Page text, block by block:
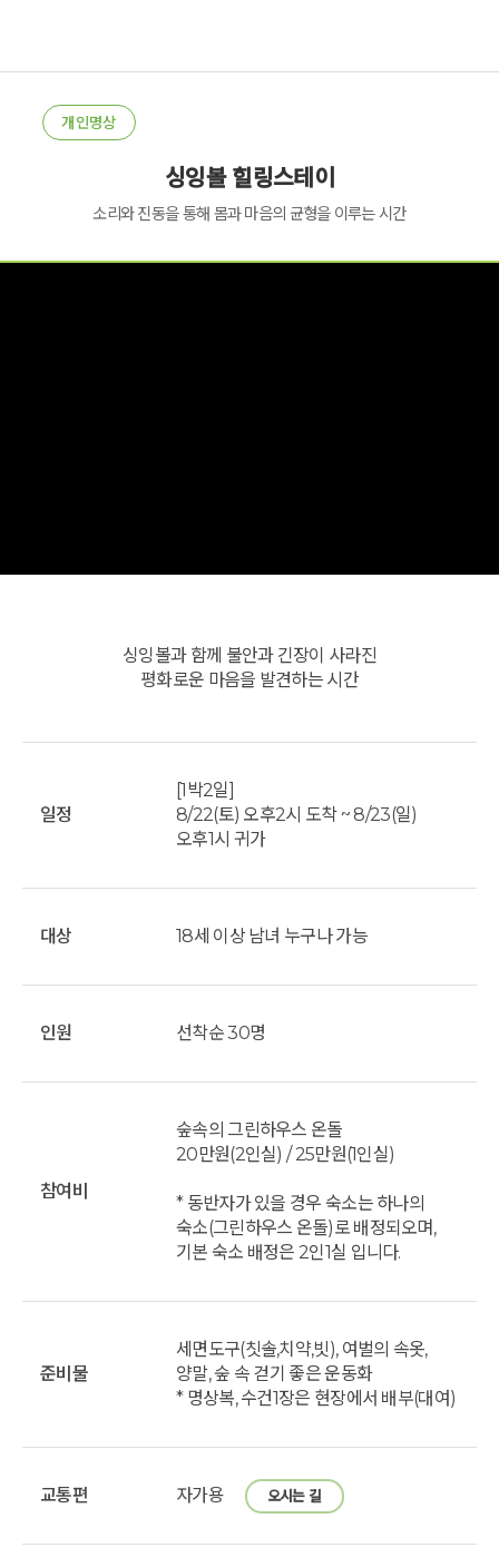
개인명상
싱잉볼 힐링스테이
소리와 진동을 통해 몸과 마음의 균형을 이루는 시간
싱잉볼과 함께 불안과 긴장이 사라진
평화로운 마음을 발견하는 시간
일정
[1박2일]
8/22(토) 오후2시 도착 ~ 8/23(일)
오후1시 귀가
대상 18세 이상 남녀 누구나 가능
인원 선착순 30명
참여비
숲속의 그린하우스 온돌
20만원(2인실) / 25만원(1인실)
* 동반자가 있을 경우 숙소는 하나의
숙소(그린하우스 온돌)로 배정되오며,
기본 숙소 배정은 2인1실 입니다.
준비물
세면도구(칫솔,치약,빗), 여벌의 속옷,
양말, 숲 속 걷기 좋은 운동화
* 명상복, 수건1장은 현장에서 배부(대여)
교통편 자가용 오시는 길